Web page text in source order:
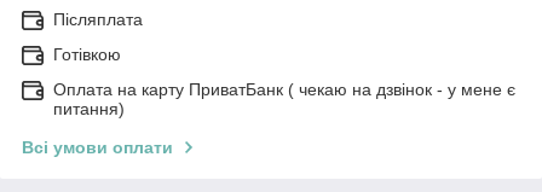
Післяплата
Готівкою
Оплата на карту ПриватБанк ( чекаю на дзвінок - у мене є
питання)
Всі умови оплати